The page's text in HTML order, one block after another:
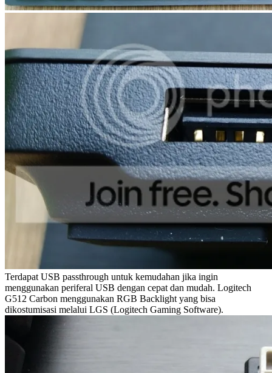
Terdapat USB passthrough untuk kemudahan jika ingin
menggunakan periferal USB dengan cepat dan mudah. Logitech
G512 Carbon menggunakan RGB Backlight yang bisa
dikostumisasi melalui LGS (Logitech Gaming Software).